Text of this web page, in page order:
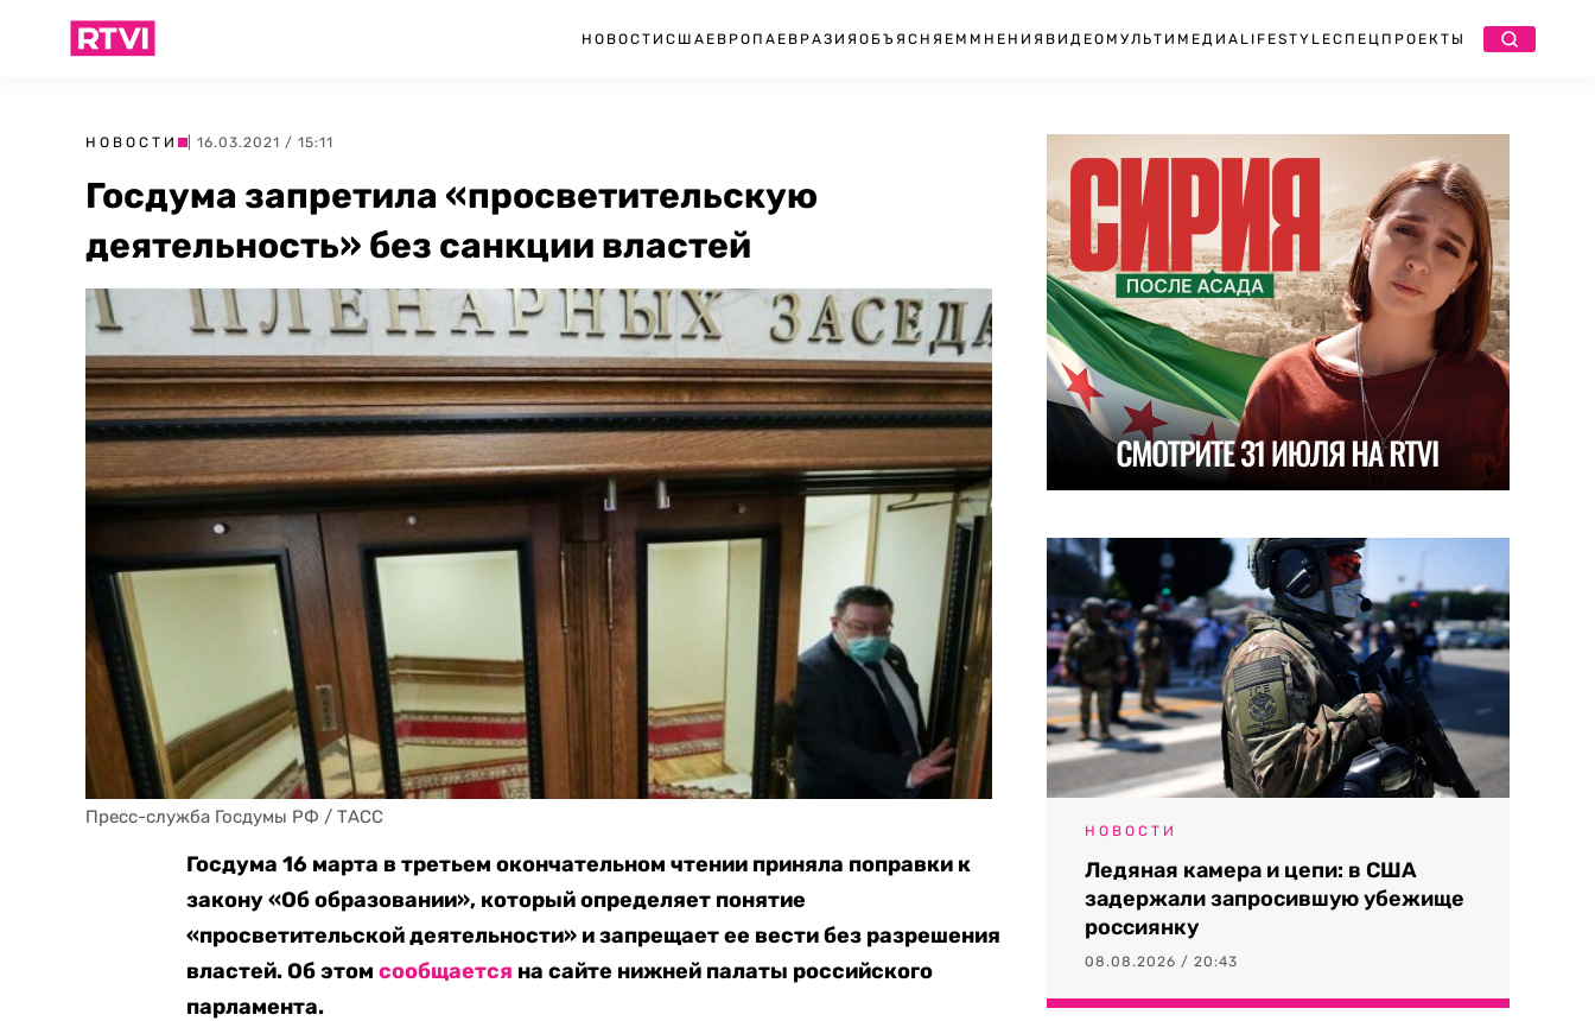
НОВОСТИ США ЕВРОПА ЕВРАЗИЯ ОБЪЯСНЯЕМ МНЕНИЯ ВИДЕО МУЛЬТИМЕДИА LIFESTYLEСПЕЦПРОЕКТЫ
НОВОСТИ | 16.03.2021 / 15:11
Госдума запретила «просветительскую
деятельность» без санкции властей
Пресс-служба Госдумы РФ / ТАСС
Госдума 16 марта в третьем окончательном чтении приняла поправки к
закону «Об образовании», который определяет понятие
«просветительской деятельности» и запрещает ее вести без разрешения
властей. Об этомсообщается на сайте нижней палаты российского
парламента.
НОВОСТИ
Ледяная камера и цепи: в США
задержали запросившую убежище
россиянку
08.08.2026 / 20:43